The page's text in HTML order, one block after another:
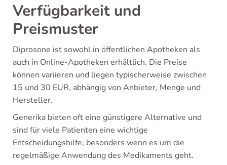
Verfügbarkeit und
Preismuster
Diprosone ist sowohl in öffentlichen Apotheken als
auch in Online-Apotheken erhältlich. Die Preise
können variieren und liegen typischerweise zwischen
15 und 30 EUR, abhängig von Anbieter, Menge und
Hersteller.
Generika bieten oft eine günstigere Alternative und
sind für viele Patienten eine wichtige
Entscheidungshilfe, besonders wenn es um die
regelmäßige Anwendung des Medikaments geht.